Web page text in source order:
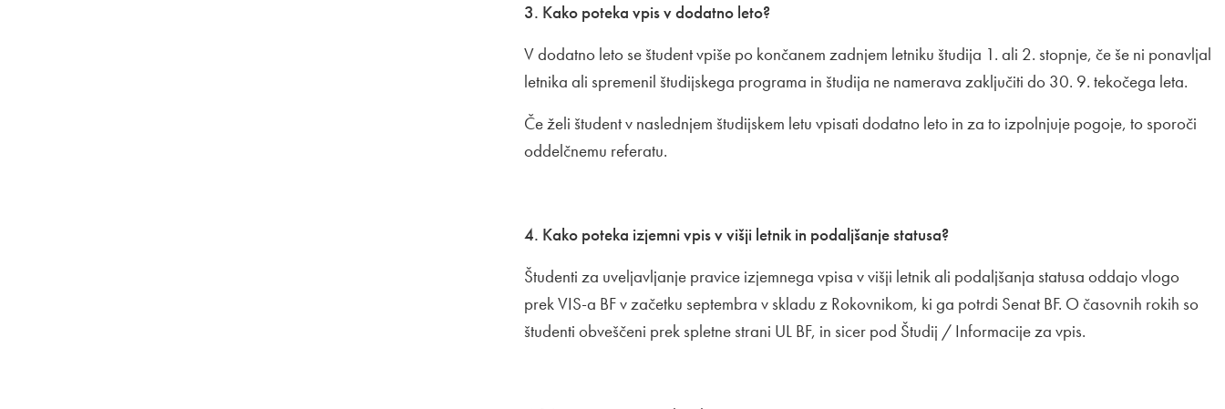
3. Kako poteka vpis v dodatno leto?
V dodatno leto se študent vpiše po končanem zadnjem letniku študija 1. ali 2. stopnje, če še ni ponavljal
letnika ali spremenil študijskega programa in študija ne namerava zaključiti do 30. 9. tekočega leta.
Če želi študent v naslednjem študijskem letu vpisati dodatno leto in za to izpolnjuje pogoje, to sporoči
oddelčnemu referatu.
4. Kako poteka izjemni vpis v višji letnik in podaljšanje statusa?
Študenti za uveljavljanje pravice izjemnega vpisa v višji letnik ali podaljšanja statusa oddajo vlogo
prek VIS-a BF v začetku septembra v skladu z Rokovnikom, ki ga potrdi Senat BF. O časovnih rokih so
študenti obveščeni prek spletne strani UL BF, in sicer pod Študij / Informacije za vpis.